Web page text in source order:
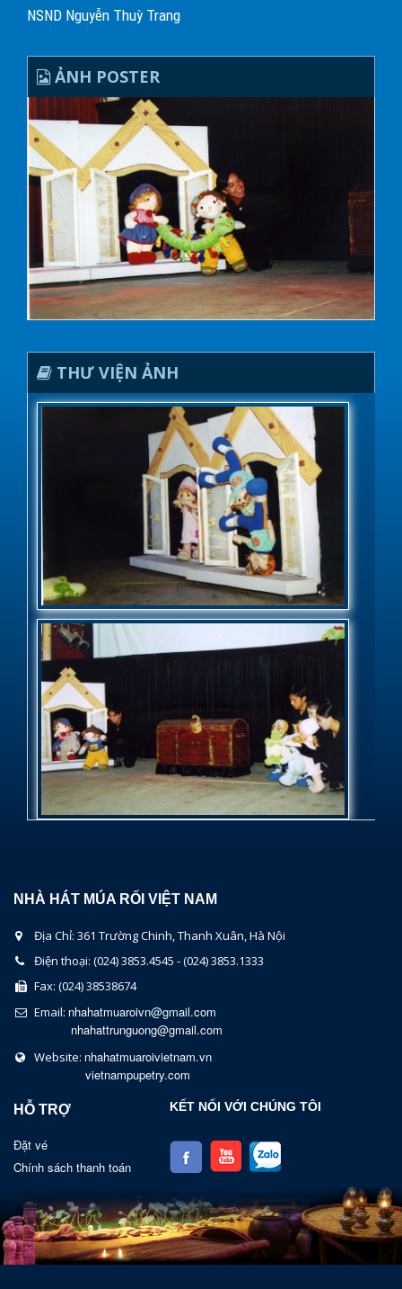
NSND Nguyễn Thuỳ Trang
ẢNH POSTER
THƯ VIỆN ẢNH
NHÀ HÁT MÚA RỐI VIỆT NAM
Địa Chỉ: 361 Trường Chinh, Thanh Xuân, Hà Nội
Điện thoại: (024) 3853.4545 - (024) 3853.1333
Fax: (024) 38538674
Email: nhahatmuaroivn@gmail.com
nhahattrunguong@gmail.com
Website: nhahatmuaroivietnam.vn
vietnampupetry.com
HỖ TRỢ
Đặt vé
Chính sách thanh toán
KẾT NỐI VỚI CHÚNG TÔI